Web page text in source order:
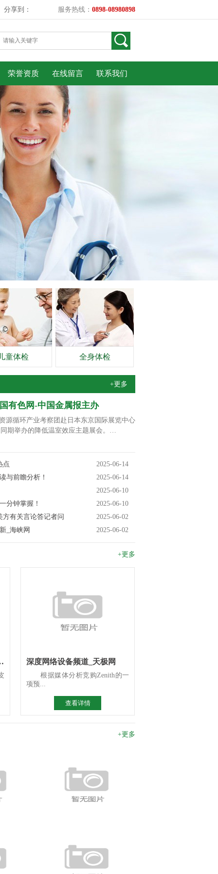
服务热线： 0898-08980898
分享到：
荣誉资质 在线留言 联系我们
童体检 全身体检
+更多
有色网-中国金属报主办
循环产业考察团赴日本东京国际展览中心
同期举办的降低温室效应主题展会。…
点
2025-06-14
与前瞻分析！
2025-06-14
2025-06-10
分钟掌握！
2025-06-10
有关言论答记者问
2025-06-02
_海峡网
2025-06-02
+更多
智能化选型指南 深度网络设备频道_天极网
根据媒体分析竞购Zenith的一
项预...
查看详情
+更多